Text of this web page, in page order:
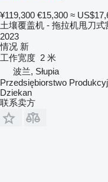
¥119,300 €15,300 ≈
土壤覆盖机 - 拖拉机甩刀式
2023
情况 新
工作宽度 2 米
波兰, Słupia
Przedsiębiorstwo
Dziekan
联系卖方